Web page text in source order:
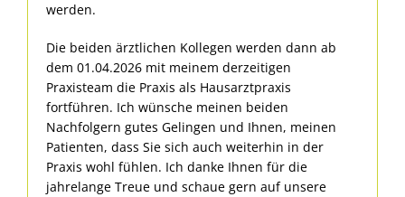
werden.
Die beiden ärztlichen Kollegen werden dann ab
dem 01.04.2026 mit meinem derzeitigen
Praxisteam die Praxis als Hausarztpraxis
fortführen. Ich wünsche meinen beiden
Nachfolgern gutes Gelingen und Ihnen, meinen
Patienten, dass Sie sich auch weiterhin in der
Praxis wohl fühlen. Ich danke Ihnen für die
jahrelange Treue und schaue gern auf unsere